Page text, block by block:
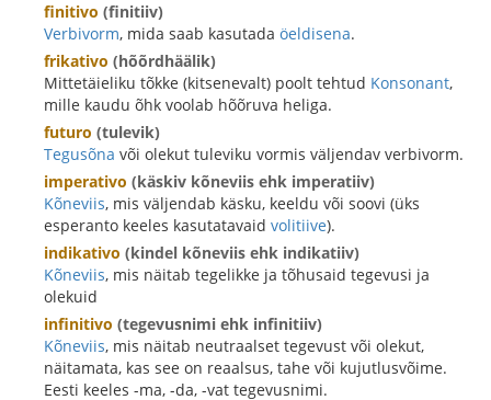
finitivo (finitiiv)
Verbivorm, mida saab kasutada öeldisena.
frikativo (hõõrdhäälik)
Mittetäieliku tõkke (kitsenevalt) poolt tehtud Konsonant,
mille kaudu õhk voolab hõõruva heliga.
futuro (tulevik)
Tegusõna või olekut tuleviku vormis väljendav verbivorm.
imperativo (käskiv kõneviis ehk imperatiiv)
Kõneviis, mis väljendab käsku, keeldu või soovi (üks
esperanto keeles kasutatavaid volitiive).
indikativo (kindel kõneviis ehk indikatiiv)
Kõneviis, mis näitab tegelikke ja tõhusaid tegevusi ja
olekuid
infinitivo (tegevusnimi ehk infinitiiv)
Kõneviis, mis näitab neutraalset tegevust või olekut,
näitamata, kas see on reaalsus, tahe või kujutlusvõime.
Eesti keeles -ma, -da, -vat tegevusnimi.